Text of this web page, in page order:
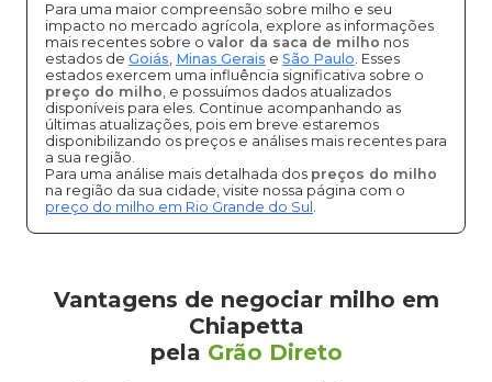
Para uma maior compreensão sobre milho e seu
impacto no mercado agrícola, explore as informações
mais recentes sobre o valor da saca de milho nos
estados de Goiás, Minas Gerais e São Paulo. Esses
estados exercem uma influência significativa sobre o
preço do milho, e possuímos dados atualizados
disponíveis para eles. Continue acompanhando as
últimas atualizações, pois em breve estaremos
disponibilizando os preços e análises mais recentes para
a sua região.
Para uma análise mais detalhada dos preços do milho
na região da sua cidade, visite nossa página com o
preço do milho em Rio Grande do Sul .
Vantagens de negociar milho em
Chiapetta
pela Grão Direto